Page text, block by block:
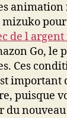
mizuko
de l
Go, le
Ces
important
puisque
du